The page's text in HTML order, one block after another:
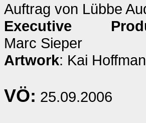
Auftrag von Lübbe
Executive
Marc Sieper
Artwork: Kai
VÖ: 25.09.2006